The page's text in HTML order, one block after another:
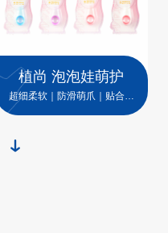
植尚 泡泡娃萌护
超细柔软｜防滑萌爪｜贴合宝